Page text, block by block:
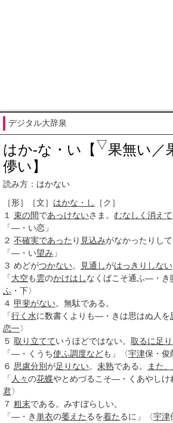
デジタル大辞泉
はか‐な・い【 ▽果無い／
儚い】
読み方：はかない
［形］
［文］ はかな・し
［ク］
１
束の間であっけないさま。 むなしく 消えて
「―・い恋」
２ 不確実であった り 見込みがなかったりして
「―・い望み 」
３ めどがつかない。 見通しがはっきりしない
「大空も雲のかけはしなくばこそ通ふ―・き
ふ ・下〉
４ 甲斐がない。無駄である。
「行く水に数書くよりも―・きは思はぬ人を
恋一〉
５ 取り立てていうほどではない。 取るに足
「―・くうち使ふ調度なども」〈宇津保・俊
６ 思慮分別が足りない。 未熟である。 また、
「 人々の花蝶やとめづるこそ―・くあやしけ
君〉
７ 粗末である。みすぼらしい。
「―・き単衣の萎えたるを着たるに」〈宇津